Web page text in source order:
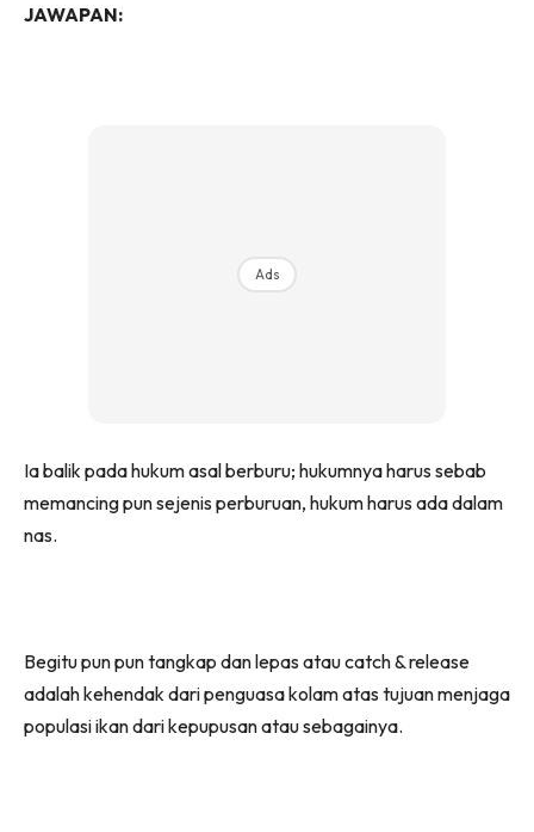
JAWAPAN:
Ads
Ia balik pada hukum asal berburu; hukumnya harus sebab
memancing pun sejenis perburuan, hukum harus ada dalam
nas.
Begitu pun pun tangkap dan lepas atau catch & release
adalah kehendak dari penguasa kolam atas tujuan menjaga
populasi ikan dari kepupusan atau sebagainya.